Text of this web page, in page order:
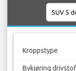
Kroppstype
Bykjøring